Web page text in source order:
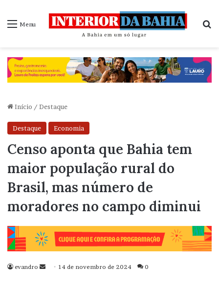
Menu
Início / Destaque
Destaque Economia
Censo aponta que Bahia tem
maior população rural do
Brasil, mas número de
moradores no campo diminui
evandro
Mande14 de novembro de 2024 0